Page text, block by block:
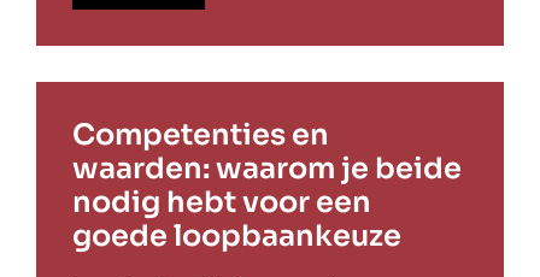
Competenties en
waarden: waarom je beide
nodig hebt voor een
goede loopbaankeuze